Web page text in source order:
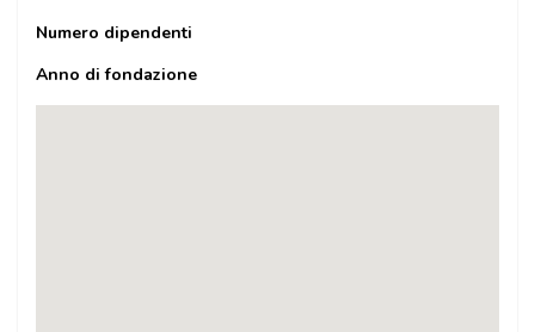
Numero dipendenti
Anno di fondazione